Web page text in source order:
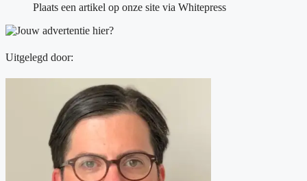
Plaats een artikel op onze site via Whitepress
Uitgelegd door: